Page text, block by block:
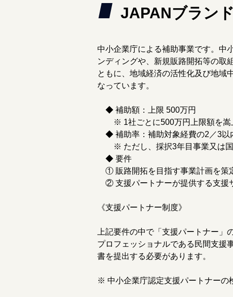
JAPANブラン
中小企業庁による補助事業です。中
ンディングや、新規販路開拓等の取
ともに、地域経済の活性化及び地域
なっています。
◆ 補助額：上限 500万円
※ 1社ごとに500万円上限額を嵩
◆ 補助率：補助対象経費の2／3以
※ ただし、採択3年目事業又は国
◆ 要件
① 販路開拓を目指す事業計画を策
② 支援パートナーが提供する支援
《支援パートナー制度》
上記要件の中で「支援パートナー
プロフェッショナルである民間支援
書を提出する必要があります。
※ 中小企業庁認定支援パートナーの